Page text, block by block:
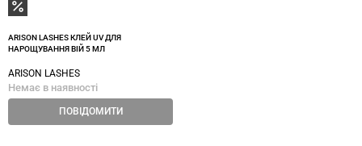
ARISON LASHES КЛЕЙ UV ДЛЯ
НАРОЩУВАННЯ ВІЙ 5 МЛ
ARISON LASHES
Немає в наявності
ПОВІДОМИТИ